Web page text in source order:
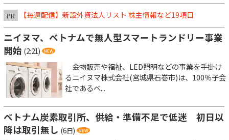
PR 【毎週配信】新設外資法人リスト 株主情報など19項目
ニイヌマ、ベトナムで無人型スマートランドリー事業
開始 (2:21)
金物販売や福祉、LED照明などの事業を手掛け
るニイヌマ株式会社(宮城県石巻市)は、100％子会
社であるベ...
ベトナム炭素取引所、供給・準備不足で低迷 初日以
降は取引無し (6日)